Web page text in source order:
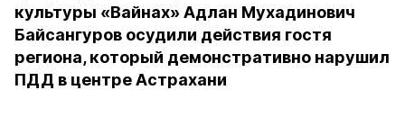
культуры «Вайнах» Адлан Мухадинович
Байсангуров осудили действия гостя
региона, который демонстративно нарушил
ПДД в центре Астрахани